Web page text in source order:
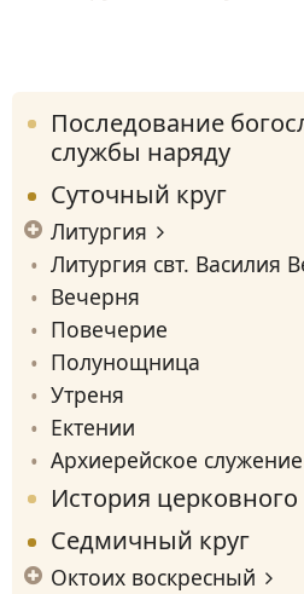
Последование
службы наряду
Суточный круг
Литургия
Литургия свт. Василия
Вечерня
Повечерие
Полунощница
Утреня
Ектении
Архиерейское служение
История
Седмичный круг
Октоих воскресный